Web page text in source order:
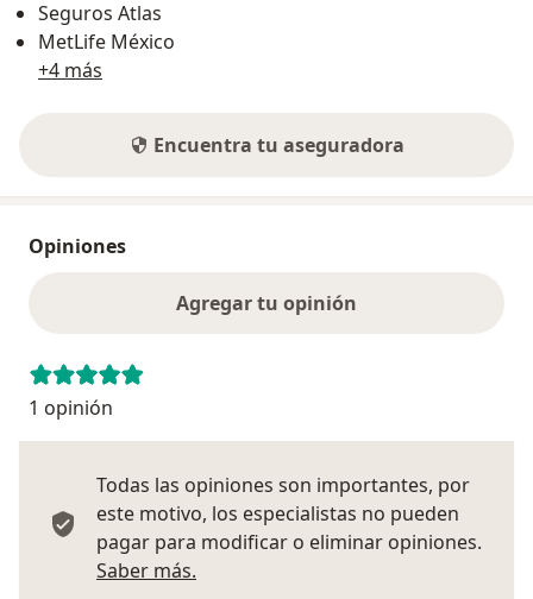
Seguros Atlas
MetLife México
+4 más
Encuentra tu aseguradora
Opiniones
Agregar tu opinión
1 opinión
Todas las opiniones son importantes, por
este motivo, los especialistas no pueden
pagar para modificar o eliminar opiniones.
Saber más.